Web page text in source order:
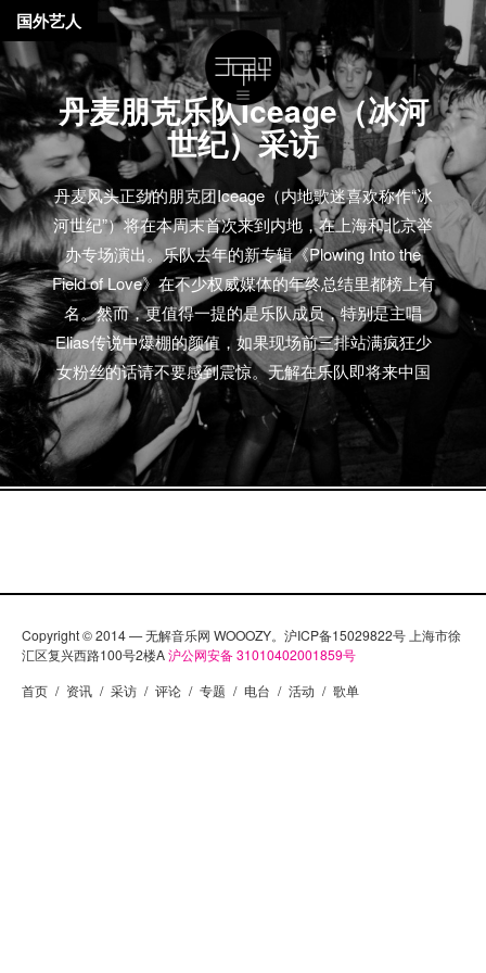
丹麦朋克乐队Iceage（冰河
世纪）采访
丹麦风头正劲的朋克团Iceage（内地歌迷喜欢称作“冰
河世纪”）将在本周末首次来到内地，在上海和北京举
办专场演出。乐队去年的新专辑《Plowing Into the
Field of Love》在不少权威媒体的年终总结里都榜上有
名。然而，更值得一提的是乐队成员，特别是主唱
Elias传说中爆棚的颜值，如果现场前三排站满疯狂少
女粉丝的话请不要感到震惊。无解在乐队即将来中国
前，对乐队进行了一个邮件采访。当然，采访中我们
还是将重点放在了音乐本身，虽然在最后忍不住给乐
队看了“红花会”特别制作宣传的小视频… 这是Iceage第
一次来中国，你们有时间做些观光什么的吗？ 有，我
一起同台 ，那场演出如何？你们享受为同样的粉丝群
表演吗？ 如果是真实的，发自内心的（mosh 或发
疯）就不烦人，我们反感的是那些为了发泄而发泄的
国外艺人
Copyright © 2014 — 无解音乐网 WOOOZY。沪ICP备15029822号 上海市徐
汇区复兴西路100号2楼A沪公网安备 31010402001859号
首页 / 资讯 / 采访 / 评论 / 专题 / 电台 / 活动 / 歌单